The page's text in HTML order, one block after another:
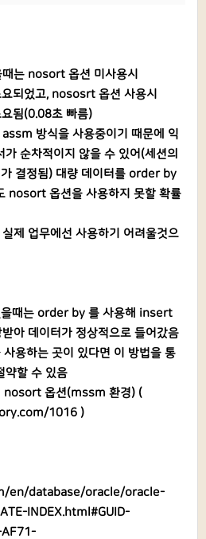
때는 nosort 옵션 미사용시
되었고, nososrt 옵션 사용시
됨(0.08초 빠름)
방식을 사용중이기 때문에 익
순차적이지 않을 수 있어(세션의
결정됨) 대량 데이터를 order by
nosort 옵션을 사용하지 못할 확률
제 업무에선 사용하기 어려울것으
때는 order by 를 사용해 insert
아 데이터가 정상적으로 들어갔음
용하는 곳이 있다면 이 방법을 통
약할 수 있음
nosort 옵션(mssm 환경) (
1016 )
en/database/oracle/oracle-
INDEX.html#GUID-